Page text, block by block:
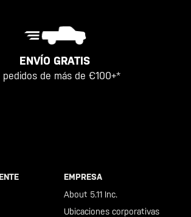
ENVÍO GRATIS
pedidos de más de €100+*
EMPRESA
About 5.11 Inc.
Ubicaciones corporativas